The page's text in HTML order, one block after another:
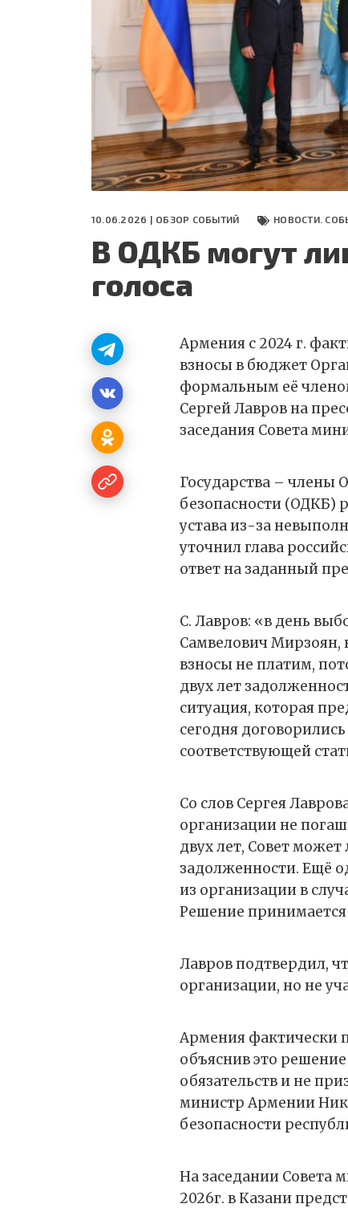
СЕГОДНЯ
ПОЛЯ БИТВЫ 2024
10.06.2026 | ОБЗОР СОБЫТИЙ НОВОСТИ.
В ОДКБ могут
голоса
Армения с 2024 г.
взносы в бюджет
формальным её
Сергей Лавров на
заседания Совета
Государства – члены
безопасности (ОДКБ)
устава из-за
уточнил глава
ответ на заданный
С. Лавров: «в день
Самвелович Мирзоян,
взносы не платим,
двух лет
ситуация, которая
сегодня
соответствующей
Со слов Сергея
организации не
двух лет, Совет
задолженности. Ещё
из организации в
Решение принимается
Лавров подтвердил,
организации, но не
Армения фактически
объяснив это
обязательств и не
министр Армении
безопасности
На заседании Совета
2026г. в Казани